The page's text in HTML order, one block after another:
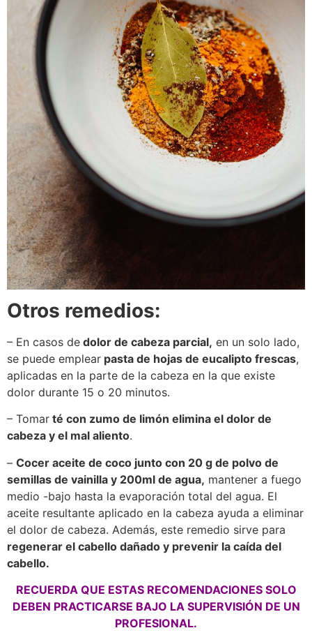
Otros remedios:
– En casos de dolor de cabeza parcial, en un solo lado,
se puede emplear pasta de hojas de eucalipto frescas,
aplicadas en la parte de la cabeza en la que existe
dolor durante 15 o 20 minutos.
– Tomar té con zumo de limón elimina el dolor de
cabeza y el mal aliento.
– Cocer aceite de coco junto con 20 g de polvo de
semillas de vainilla y 200ml de agua, mantener a fuego
medio -bajo hasta la evaporación total del agua. El
aceite resultante aplicado en la cabeza ayuda a eliminar
el dolor de cabeza. Además, este remedio sirve para
regenerar el cabello dañado y prevenir la caída del
cabello.
RECUERDA QUE ESTAS RECOMENDACIONES SOLO
DEBEN PRACTICARSE BAJO LA SUPERVISIÓN DE UN
PROFESIONAL.